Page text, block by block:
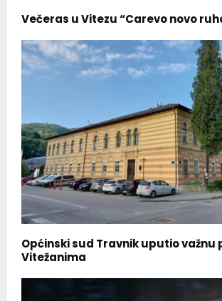
Večeras u Vitezu “Carevo novo
Općinski sud Travnik uputio važnu
Vitežanima